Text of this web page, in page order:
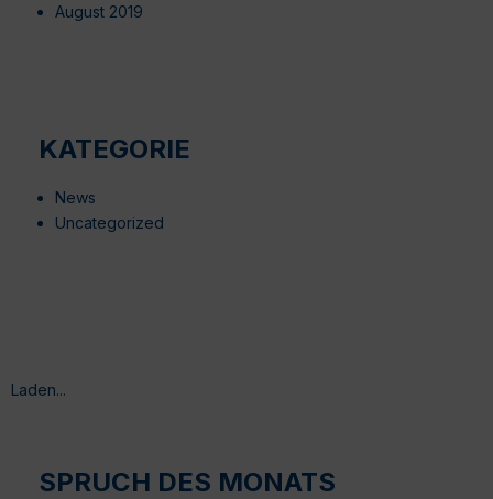
August 2019
KATEGORIE
News
Uncategorized
Laden...
SPRUCH DES MONATS